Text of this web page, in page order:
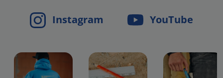
Instagram YouTube